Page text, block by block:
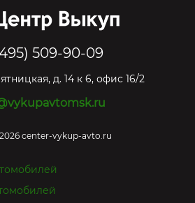
509-90-09
д. 14 к 6, офис 16/2
center-vykup-avto.ru